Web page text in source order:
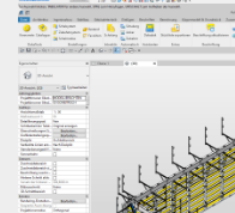
Open